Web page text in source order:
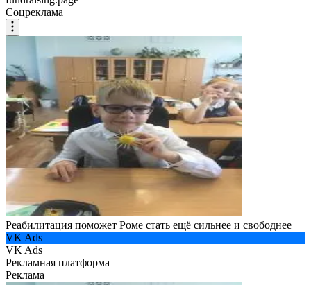
Соцреклама
Реабилитация поможет Роме стать ещё сильнее и свободнее
VK Ads
VK Ads
Рекламная платформа
Реклама